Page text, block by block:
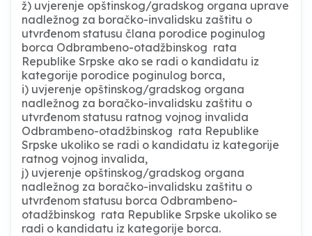
ž) uvjerenje opštinskog/gradskog organa uprave
nadležnog za boračko-invalidsku zaštitu o
utvrđenom statusu člana porodice poginulog
borca Odbrambeno-otadžbinskog rata
Republike Srpske ako se radi o kandidatu iz
kategorije porodice poginulog borca,
i) uvjerenje opštinskog/gradskog organa
nadležnog za boračko-invalidsku zaštitu o
utvrđenom statusu ratnog vojnog invalida
Odbrambeno-otadžbinskog rata Republike
Srpske ukoliko se radi o kandidatu iz kategorije
ratnog vojnog invalida,
j) uvjerenje opštinskog/gradskog organa
nadležnog za boračko-invalidsku zaštitu o
utvrđenom statusu borca Odbrambeno-
otadžbinskog rata Republike Srpske ukoliko se
radi o kandidatu iz kategorije borca.